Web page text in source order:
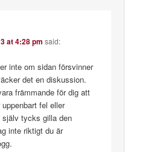
at 4:28 pm said:
inte om sidan försvinner
det en diskussion.
främmande för dig att
fel eller
tycks gilla den
inte riktigt du är